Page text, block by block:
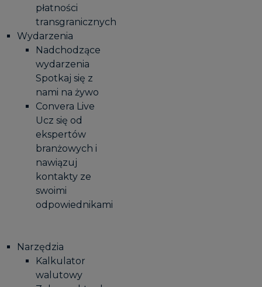
płatności
transgranicznych
Wydarzenia
Nadchodzące
wydarzenia
Spotkaj się z
nami na żywo
Convera Live
Ucz się od
ekspertów
branżowych i
nawiązuj
kontakty ze
swoimi
odpowiednikami
Narzędzia
Kalkulator
walutowy